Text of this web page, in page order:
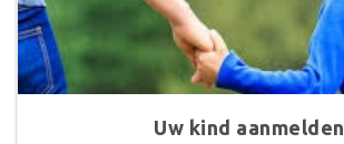
Uw kind aanmelden